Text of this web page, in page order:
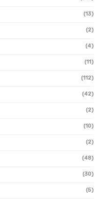
(13)
(2)
(4)
(11)
(112)
(42)
(2)
(10)
(2)
(48)
(30)
(5)